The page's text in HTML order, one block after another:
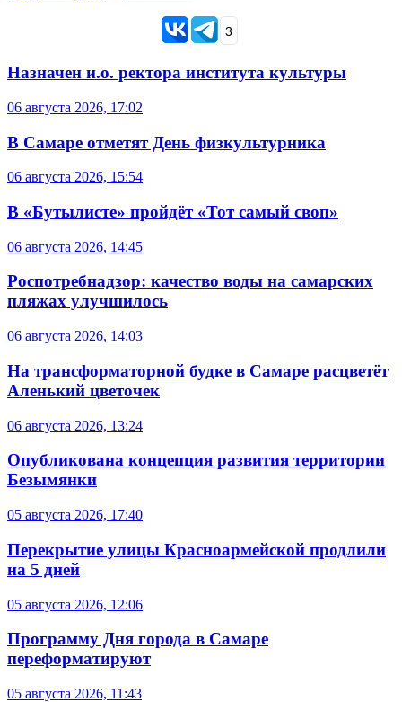
3
Назначен и.о. ректора института культуры
06 августа 2026, 17:02
В Самаре отметят День физкультурника
06 августа 2026, 15:54
В «Бутылисте» пройдёт «Тот самый своп»
06 августа 2026, 14:45
Роспотребнадзор: качество воды на самарских
пляжах улучшилось
06 августа 2026, 14:03
На трансформаторной будке в Самаре расцветёт
Аленький цветочек
06 августа 2026, 13:24
Опубликована концепция развития территории
Безымянки
05 августа 2026, 17:40
Перекрытие улицы Красноармейской продлили
на 5 дней
05 августа 2026, 12:06
Программу Дня города в Самаре
переформатируют
05 августа 2026, 11:43